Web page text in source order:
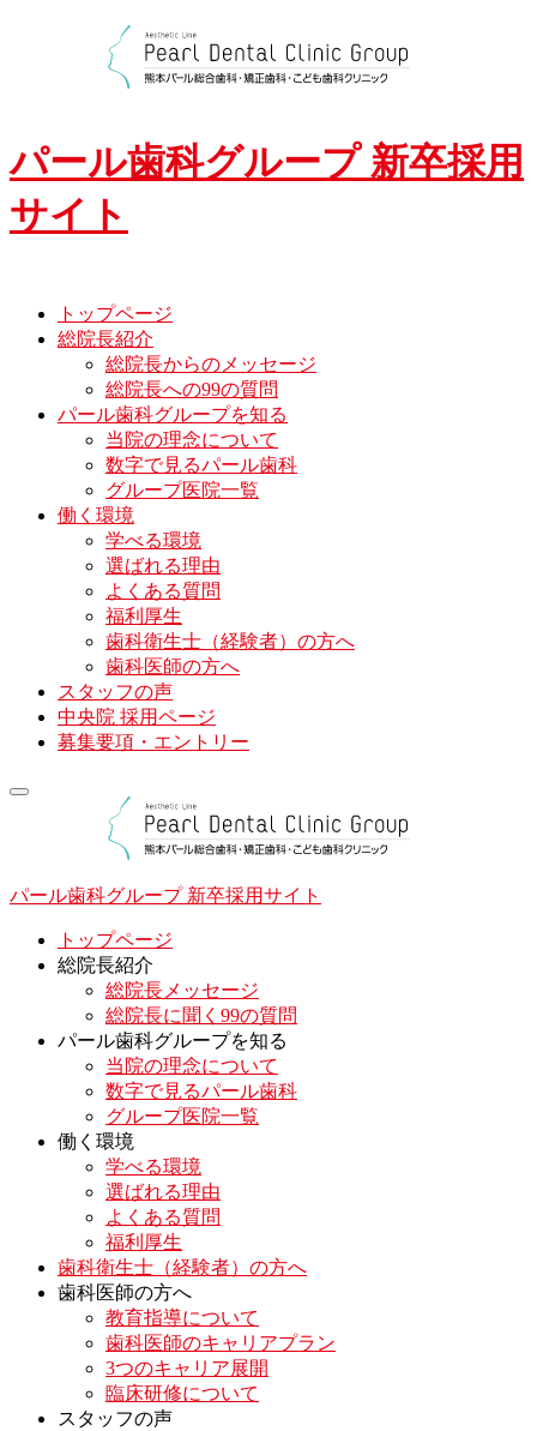
パール歯科グループ 新卒採用
サイト
トップページ
総院長紹介
総院長からのメッセージ
総院長への99の質問
パール歯科グループを知る
当院の理念について
数字で見るパール歯科
グループ医院一覧
働く環境
学べる環境
選ばれる理由
よくある質問
福利厚生
歯科衛生士（経験者）の方へ
歯科医師の方へ
スタッフの声
中央院 採用ページ
募集要項・エントリー
toggle
パール歯科グループ 新卒採用サイト
トップページ
総院長紹介
総院長メッセージ
総院長に聞く99の質問
パール歯科グループを知る
当院の理念について
数字で見るパール歯科
グループ医院一覧
働く環境
学べる環境
選ばれる理由
よくある質問
福利厚生
歯科衛生士（経験者）の方へ
歯科医師の方へ
教育指導について
歯科医師のキャリアプラン
3つのキャリア展開
臨床研修について
スタッフの声